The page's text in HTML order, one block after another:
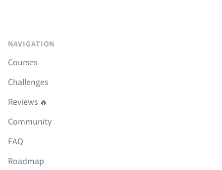
NAVIGATION
Courses
Challenges
Reviews 🔥
Community
FAQ
Roadmap